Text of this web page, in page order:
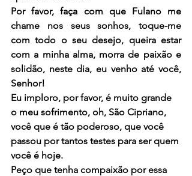
Por favor, faça com que Fulano me
chame nos seus sonhos, toque-me
com todo o seu desejo, queira estar
com a minha alma, morra de paixão e
solidão, neste dia, eu venho até você,
Senhor!
Eu imploro, por favor, é muito grande
o meu sofrimento, oh, São Cipriano,
você que é tão poderoso, que você
passou por tantos testes para ser quem
você é hoje.
Peço que tenha compaixão por essa